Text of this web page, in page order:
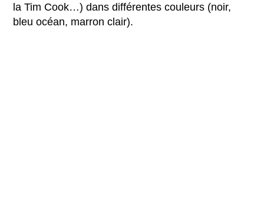
la Tim Cook…) dans différentes couleurs (noir,
bleu océan, marron clair).